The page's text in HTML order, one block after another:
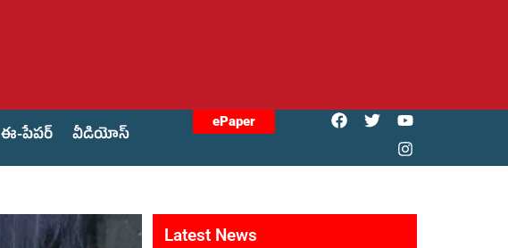
ఈ-పేపర్ వీడియోస్
ePaper
Latest News